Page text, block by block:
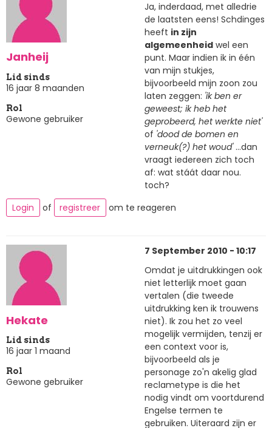
Janheij
Lid sinds
16 jaar 8 maanden
Rol
Gewone gebruiker
Ja, inderdaad, met alledrie
de laatsten eens! Schdinges
heeft in zijn
algemeenheid wel een
punt. Maar indien ik in één
van mijn stukjes,
bijvoorbeeld mijn zoon zou
laten zeggen: 'ik ben er
geweest; ik heb het
geprobeerd, het werkte niet'
of 'dood de bomen en
verneuk(?) het woud'...dan
vraagt iedereen zich toch
af: wat stáát daar nou.
toch?
Login
of registreer om te reageren
Hekate
Lid sinds
16 jaar 1 maand
Rol
Gewone gebruiker
7 September 2010 - 10:17
Omdat je uitdrukkingen ook
niet letterlijk moet gaan
vertalen (die tweede
uitdrukking ken ik trouwens
niet). Ik zou het zo veel
mogelijk vermijden, tenzij er
een context voor is,
bijvoorbeeld als je
personage zo'n akelig glad
reclametype is die het
nodig vindt om voortdurend
Engelse termen te
gebruiken. Uiteraard zijn er